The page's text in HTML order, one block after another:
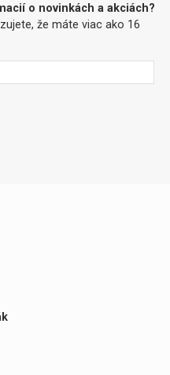
o novinkách a akciách?
že máte viac ako 16